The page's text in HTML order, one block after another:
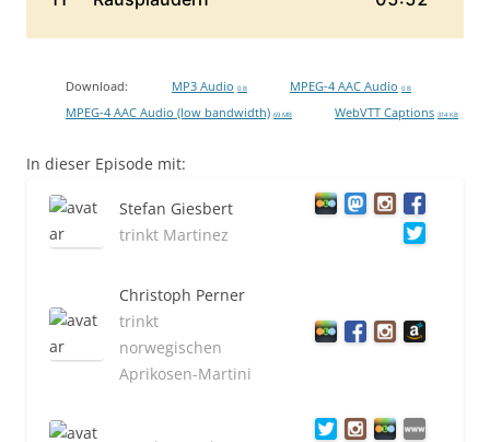
Download: MP3 Audio 0 B MPEG-4 AAC Audio 0 B
MPEG-4 AAC Audio (low bandwidth) 69 MB WebVTT Captions 314 KB
In dieser Episode mit:
Stefan Giesbert
trinkt Martinez
Christoph Perner
trinkt
norwegischen
Aprikosen-Martini